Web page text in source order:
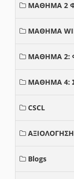
ΜΑΘΗΜΑ 2
ΜΑΘΗΜΑ
ΜΑΘΗΜΑ 2:
ΜΑΘΗΜΑ 4:
CSCL
ΑΞΙΟΛΟΓΗΣΗ
Blogs